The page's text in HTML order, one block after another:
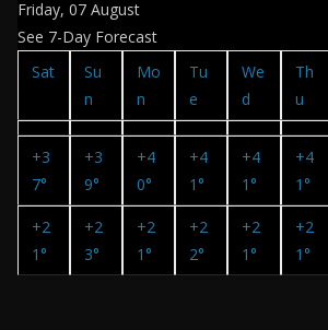
Friday, 07 August
See 7-Day Forecast
Sat
Su
n
Mo
n
Tu
e
We
d
Th
u
+3
7°
+3
9°
+4
0°
+4
1°
+4
1°
+4
1°
+2
1°
+2
3°
+2
1°
+2
2°
+2
1°
+2
1°